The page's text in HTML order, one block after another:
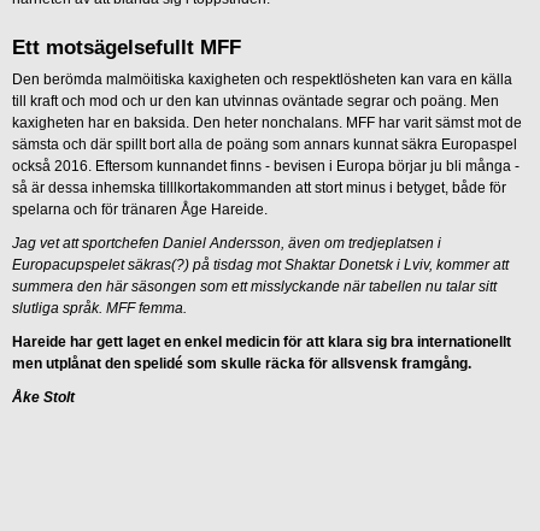
Ett motsägelsefullt MFF
Den berömda malmöitiska kaxigheten och respektlösheten kan vara en källa
till kraft och mod och ur den kan utvinnas oväntade segrar och poäng. Men
kaxigheten har en baksida. Den heter nonchalans. MFF har varit sämst mot de
sämsta och där spillt bort alla de poäng som annars kunnat säkra Europaspel
också 2016. Eftersom kunnandet finns - bevisen i Europa börjar ju bli många -
så är dessa inhemska tilllkortakommanden att stort minus i betyget, både för
spelarna och för tränaren Åge Hareide.
Jag vet att sportchefen Daniel Andersson, även om tredjeplatsen i
Europacupspelet säkras(?) på tisdag mot Shaktar Donetsk i Lviv, kommer att
summera den här säsongen som ett misslyckande när tabellen nu talar sitt
slutliga språk. MFF femma.
Hareide har gett laget en enkel medicin för att klara sig bra internationellt
men utplånat den spelidé som skulle räcka för allsvensk framgång.
Åke Stolt